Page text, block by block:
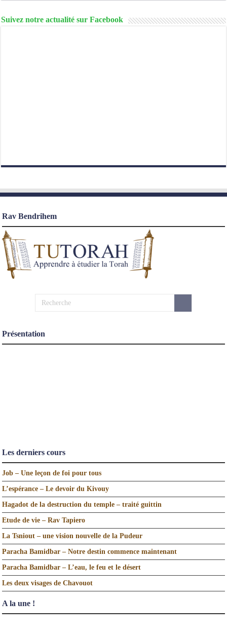
Suivez notre actualité sur Facebook
Rav Bendrihem
Présentation
Les derniers cours
Job – Une leçon de foi pour tous
L’espérance – Le devoir du Kivouy
Hagadot de la destruction du temple – traité guittin
Etude de vie – Rav Tapiero
La Tsniout – une vision nouvelle de la Pudeur
Paracha Bamidbar – Notre destin commence maintenant
Paracha Bamidbar – L’eau, le feu et le désert
Les deux visages de Chavouot
A la une !